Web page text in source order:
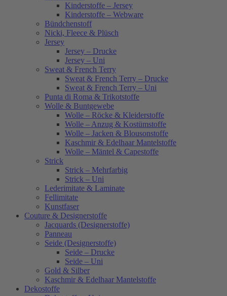
Kinderstoffe – Jersey
Kinderstoffe – Webware
Bündchenstoff
Nicki, Fleece & Plüsch
Jersey
Jersey – Drucke
Jersey – Uni
Sweat & French Terry
Sweat & French Terry – Drucke
Sweat & French Terry – Uni
Punta di Roma & Trikotstoffe
Wolle & Buntgewebe
Wolle – Röcke & Kleiderstoffe
Wolle – Anzug & Kostümstoffe
Wolle – Jacken & Blousonstoffe
Kaschmir & Edelhaar Mantelstoffe
Wolle – Mäntel & Capestoffe
Strick
Strick – Mehrfarbig
Strick – Uni
Lederimitate & Laminate
Fellimitate
Kunstfaser
Couture & Designerstoffe
Jacquards (Designerstoffe)
Panneau
Seide (Designerstoffe)
Seide – Drucke
Seide – Uni
Gold & Silber
Kaschmir & Edelhaar Mantelstoffe
Dekostoffe